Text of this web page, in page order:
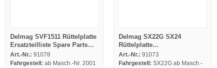
Delmag SVF1511 Rüttelplatte
Ersatzteilliste Spare Parts
List
Art.-Nr.: 91078
Fahrgestell: ab Masch.-Nr. 2001
Delmag SX22G SX24
Rüttelplatte
Betriebsanweisung
Betriebsanleitung 1998
Art.-Nr.: 91073
Fahrgestell: SX22G ab Masch.-